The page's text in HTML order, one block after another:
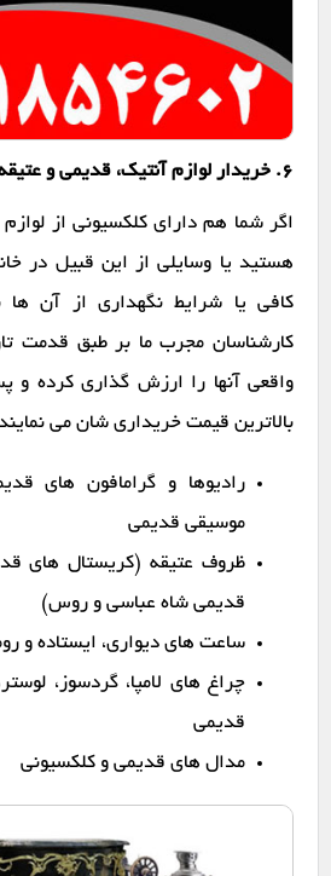
6. خریدار لوازم آنتیک، قدیمی و عتیقه
اگر شما هم دارای کلکسیونی از
هستید یا وسایلی از این قبیل در
کافی یا شرایط نگهداری از آن ها
کارشناسان مجرب ما بر طبق قدمت
واقعی آنها را ارزش گذاری کرده و
بالاترین قیمت خریداری شان می
رادیوها و گرامافون های
موسیقی قدیمی
ظروف عتیقه (کریستال های
قدیمی شاه عباسی و روس)
ساعت های دیواری، ایستاده و
چراغ های لامپا، گردسوز،
قدیمی
مدال های قدیمی و کلکسیونی